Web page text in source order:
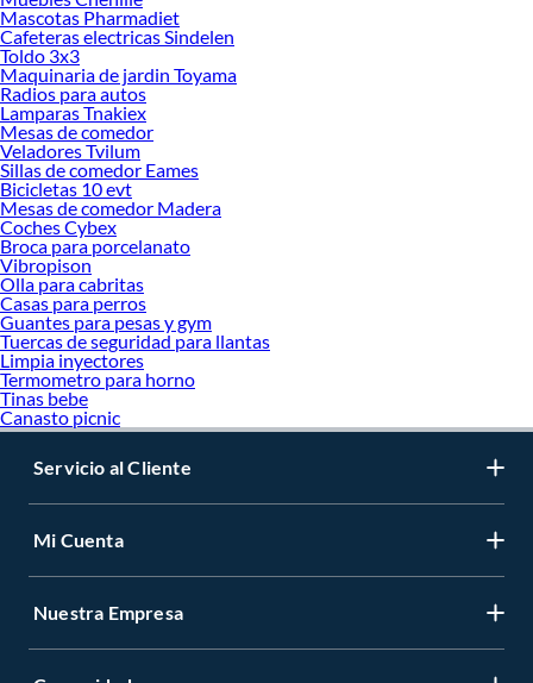
Mascotas Pharmadiet
Cafeteras electricas Sindelen
Toldo 3x3
Maquinaria de jardin Toyama
Radios para autos
Lamparas Tnakiex
Mesas de comedor
Veladores Tvilum
Sillas de comedor Eames
Bicicletas 10 evt
Mesas de comedor Madera
Coches Cybex
Broca para porcelanato
Vibropison
Olla para cabritas
Casas para perros
Guantes para pesas y gym
Tuercas de seguridad para llantas
Limpia inyectores
Termometro para horno
Tinas bebe
Canasto picnic
Servicio al Cliente
Mi Cuenta
Nuestra Empresa